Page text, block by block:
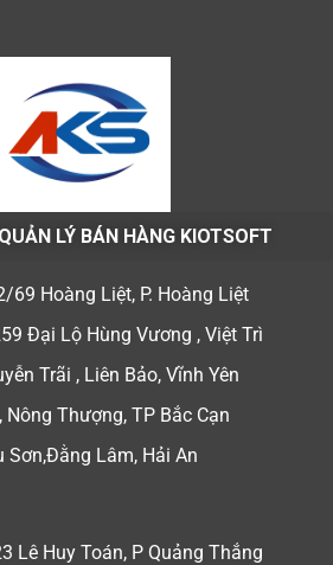
LÝ BÁN HÀNG KIOTSOFT
69 Hoàng Liệt, P. Hoàng Liệt
Đại Lộ Hùng Vương , Việt Trì
Trãi , Liên Bảo, Vĩnh Yên
Nông Thượng, TP Bắc Cạn
Sơn,Đằng Lâm, Hải An
Lê Huy Toán, P Quảng Thắng